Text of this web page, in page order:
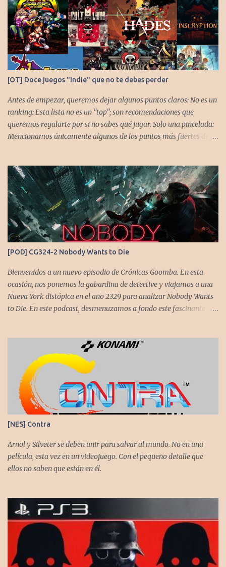
[OT] Doce juegos "indie" que no te debes perder
Antes de empezar, queremos dejar algunos puntos claros: No es un
ranking: Esta lista no es un "top"; son recomendaciones que
queremos regalarte por si no sabes qué jugar. Solo una pincelada:
Mencionamos únicamente algunos de los puntos más fuertes de
asegurar que, al menos uno, se adapte a tus gustos. Si te gusta este
tipo de contenido, háznoslo saber para crear nuevas entradas con
otros doce juegos imprescindibles. Cuphead En la mente de los dos
hermanos desarrolladores, la idea de fusionar el arte de las
películas de animación clásica con un juego de disparos (al estilo
Contra o Metal Slug) era una apuesta ganadora. En la ejecución, la
calidad es insuperable. Posee un excelente diseño de niveles,
variedad de jefes, plataformas desafiantes y una música
estupenda. Es un título que te mantiene enganchado a pesar de su
alta dificultad...
[POD] CG324-2 Nobody Wants to Die
Bienvenidos a un nuevo episodio de Crónicas Goomba. En esta
ocasión, nos ponemos la gabardina de detective y viajamos a una
Nueva York distópica en el año 2329 para analizar Nobody Wants
to Die. En este podcast, desmenuzamos a fondo este fascinante
@flagstaad quien pasó el título en PS5 y junto a @GoombaVictor
nos cuenta sus impresiones y vivencias. El juego está disponible
para XBS, PS5 y PC. No sobra comentarles que necesitamos su
apoyo al seguirnos en: Spotify YouTube. Muchas gracias a todos
los que nos agregan a sus plataformas de podcast y nos dejan
comentarios en nuestras diferentes redes. Twitter -
https://twitter.com/CronicasGoomba Instagram -
https://www.instagram.com/cronicasgoomba/ Facebook -
https://www.facebook.com/CronicasGoomba
[NES] Contra
Arnol y Silveter se deben unir para salvar al mundo. No en una
película, esta vez en un videojuego. Con el pequeño detalle que
ellos no saben que están en él.